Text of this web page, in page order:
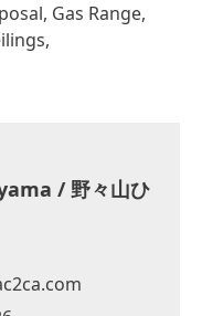
Gas Range,
/ 野々山ひ